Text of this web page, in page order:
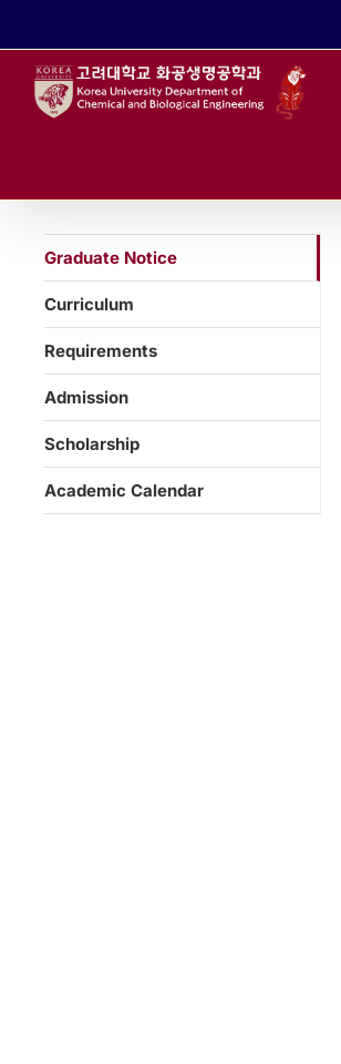
Graduate Notice
Curriculum
Requirements
Admission
Scholarship
Academic Calendar